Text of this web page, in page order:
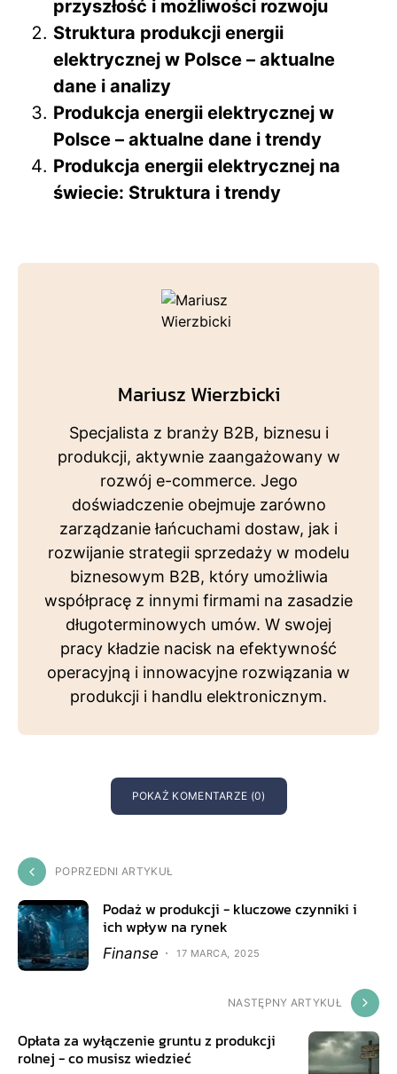
przyszłość i możliwości rozwoju
Struktura produkcji energii
elektrycznej w Polsce – aktualne
dane i analizy
Produkcja energii elektrycznej w
Polsce – aktualne dane i trendy
Produkcja energii elektrycznej na
świecie: Struktura i trendy
Mariusz Wierzbicki
Specjalista z branży B2B, biznesu i
produkcji, aktywnie zaangażowany w
rozwój e-commerce. Jego
doświadczenie obejmuje zarówno
zarządzanie łańcuchami dostaw, jak i
rozwijanie strategii sprzedaży w modelu
biznesowym B2B, który umożliwia
współpracę z innymi firmami na zasadzie
długoterminowych umów. W swojej
pracy kładzie nacisk na efektywność
operacyjną i innowacyjne rozwiązania w
produkcji i handlu elektronicznym.
POKAŻ KOMENTARZE (0)
POPRZEDNI ARTYKUŁ
Podaż w produkcji - kluczowe czynniki i
ich wpływ na rynek
Finanse 17 MARCA, 2025
NASTĘPNY ARTYKUŁ
Opłata za wyłączenie gruntu z produkcji
rolnej - co musisz wiedzieć